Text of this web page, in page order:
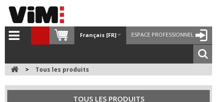
ESPACE PROFESSIONNEL
Français [FR]
> Tous les produits
TOUS LES PRODUITS